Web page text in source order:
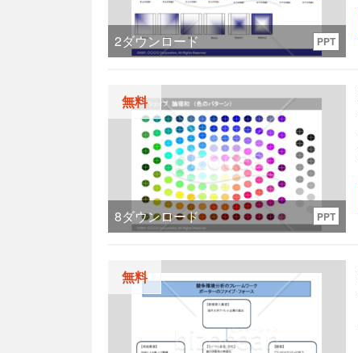
2ダウンロード PPT
無料
8ダウンロード PPT
無料